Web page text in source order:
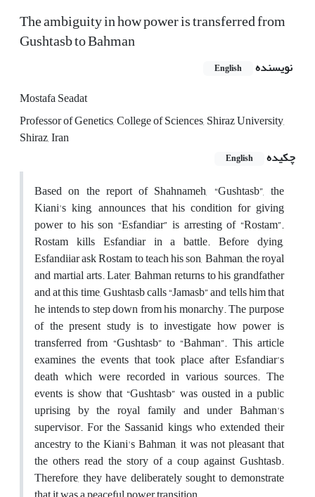
The ambiguity in how power is transferred from
Gushtasb to Bahman
نویسنده English
Mostafa Seadat
Professor of Genetics, College of Sciences, Shiraz University,
Shiraz, Iran
چکیده
English
Based on the report of Shahnameh, “Gushtasb”, the
Kiani's king, announces that his condition for giving
power to his son “Esfandiar” is arresting of “Rostam”.
Rostam kills Esfandiar in a battle. Before dying,
Esfandiiar ask Rostam to teach his son, Bahman, the royal
and martial arts. Later, Bahman returns to his grandfather
and at this time, Gushtasb calls “Jamasb” and tells him that
he intends to step down from his monarchy. The purpose
of the present study is to investigate how power is
transferred from “Gushtasb” to “Bahman”. This article
examines the events that took place after Esfandiar's
death which were recorded in various sources. The
events is show that “Gushtasb” was ousted in a public
uprising by the royal family and under Bahman's
supervisor. For the Sassanid kings who extended their
ancestry to the Kiani's Bahman, it was not pleasant that
the others read the story of a coup against Gushtasb.
Therefore, they have deliberately sought to demonstrate